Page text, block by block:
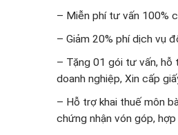
– Miễn phí tư vấn 100%
– Giảm 20% phí dịch vụ
– Tặng 01 gói tư vấn, hỗ
doanh nghiệp, Xin cấp
– Hỗ trợ khai thuế môn
chứng nhận vón góp,